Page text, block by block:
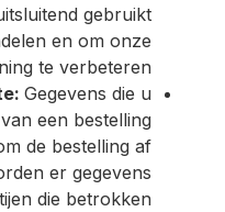
gebruikt
en om onze
te verbeteren.
Gegevens die u
een bestelling
de bestelling af
er gegevens
die betrokken